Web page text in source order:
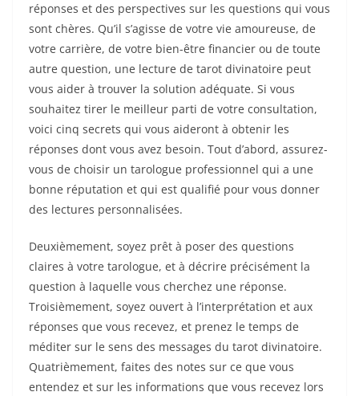
réponses et des perspectives sur les questions qui vous
sont chères. Qu’il s’agisse de votre vie amoureuse, de
votre carrière, de votre bien-être financier ou de toute
autre question, une lecture de tarot divinatoire peut
vous aider à trouver la solution adéquate. Si vous
souhaitez tirer le meilleur parti de votre consultation,
voici cinq secrets qui vous aideront à obtenir les
réponses dont vous avez besoin. Tout d’abord, assurez-
vous de choisir un tarologue professionnel qui a une
bonne réputation et qui est qualifié pour vous donner
des lectures personnalisées.
Deuxièmement, soyez prêt à poser des questions
claires à votre tarologue, et à décrire précisément la
question à laquelle vous cherchez une réponse.
Troisièmement, soyez ouvert à l’interprétation et aux
réponses que vous recevez, et prenez le temps de
méditer sur le sens des messages du tarot divinatoire.
Quatrièmement, faites des notes sur ce que vous
entendez et sur les informations que vous recevez lors